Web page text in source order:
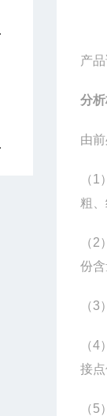
产
分
由
（1
粗
（2
份
（3
（4
接
（5